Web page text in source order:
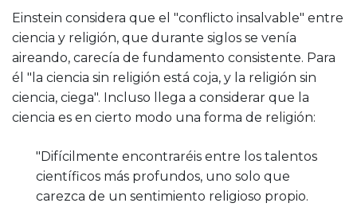
Einstein considera que el "conflicto insalvable" entre
ciencia y religión, que durante siglos se venía
aireando, carecía de fundamento consistente. Para
él "la ciencia sin religión está coja, y la religión sin
ciencia, ciega". Incluso llega a considerar que la
ciencia es en cierto modo una forma de religión:
"Difícilmente encontraréis entre los talentos
científicos más profundos, uno solo que
carezca de un sentimiento religioso propio.